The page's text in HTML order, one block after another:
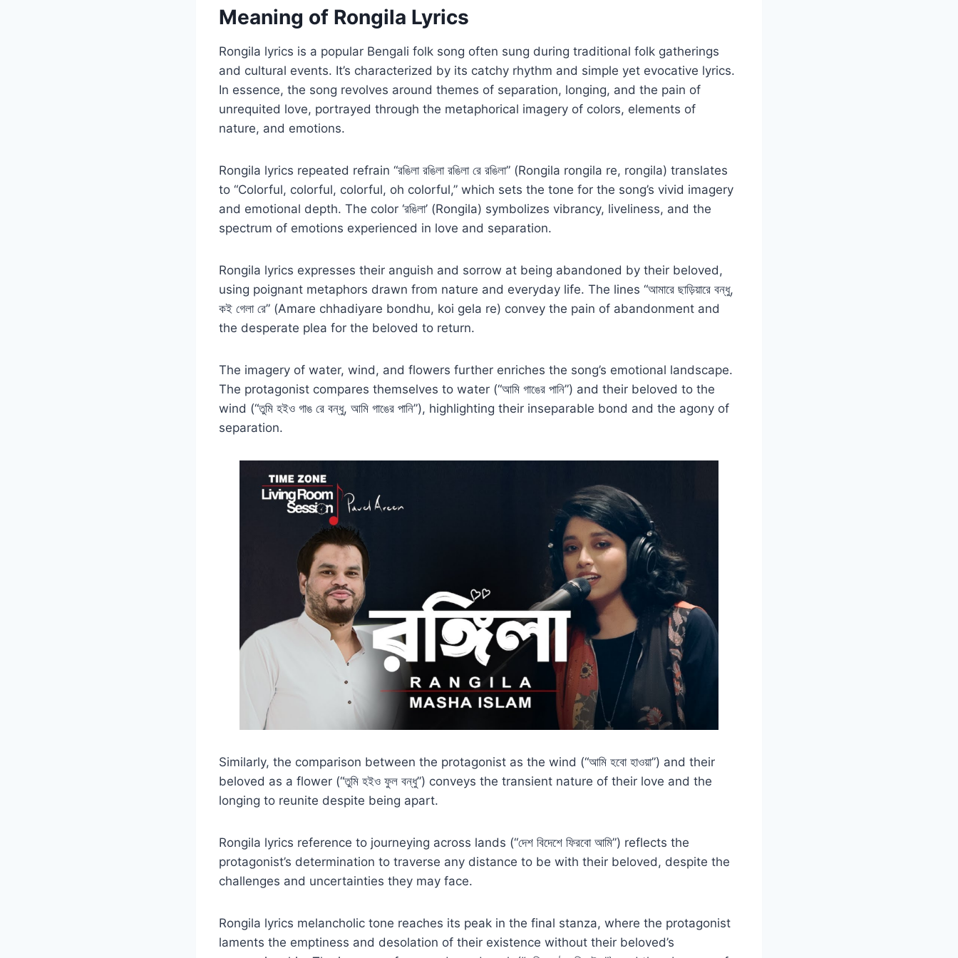
Meaning of Rongila Lyrics
Rongila lyrics is a popular Bengali folk song often sung during traditional folk gatherings
and cultural events. It’s characterized by its catchy rhythm and simple yet evocative lyrics.
In essence, the song revolves around themes of separation, longing, and the pain of
unrequited love, portrayed through the metaphorical imagery of colors, elements of
nature, and emotions.
Rongila lyrics repeated refrain “রঙিলা রঙিলা রঙিলা রে রঙিলা” (Rongila rongila re, rongila) translates
to “Colorful, colorful, colorful, oh colorful,” which sets the tone for the song’s vivid imagery
and emotional depth. The color ‘রঙিলা’ (Rongila) symbolizes vibrancy, liveliness, and the
spectrum of emotions experienced in love and separation.
Rongila lyrics expresses their anguish and sorrow at being abandoned by their beloved,
using poignant metaphors drawn from nature and everyday life. The lines “আমারে ছাড়িয়ারে বন্ধু,
কই গেলা রে” (Amare chhadiyare bondhu, koi gela re) convey the pain of abandonment and
the desperate plea for the beloved to return.
The imagery of water, wind, and flowers further enriches the song’s emotional landscape.
The protagonist compares themselves to water (“আমি গাঙের পানি”) and their beloved to the
wind (“তুমি হইও গাঙ রে বন্ধু, আমি গাঙের পানি”), highlighting their inseparable bond and the agony of
separation.
Similarly, the comparison between the protagonist as the wind (“আমি হবো হাওয়া”) and their
beloved as a flower (“তুমি হইও ফুল বন্ধু”) conveys the transient nature of their love and the
longing to reunite despite being apart.
Rongila lyrics reference to journeying across lands (“দেশ বিদেশে ফিরবো আমি”) reflects the
protagonist’s determination to traverse any distance to be with their beloved, despite the
challenges and uncertainties they may face.
Rongila lyrics melancholic tone reaches its peak in the final stanza, where the protagonist
laments the emptiness and desolation of their existence without their beloved’s